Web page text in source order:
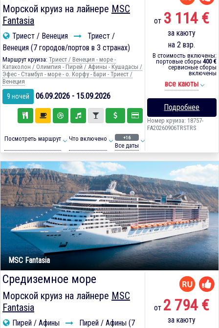
Морской круиз на лайнере MSC
Fantasia
Триест / Венеция
Триест /
Венеция (7 городов/портов в 3 странах)
Маршрут круиза: Триест / Венеция - море -
Катаколон / Олимпия - Пирей / Афины - Кушадасы /
Эфес - Стамбул - море - о. Корфу - Бари - Триест /
Венеция
9 ночей 06.09.2026 - 15.09.2026
Посмотреть маршрут Что включено +16
Все даты
от 3 114 €
за каюту
на 2 взр.
В стоимость включены:
портовые сборы 400 €
сервисные сборы
включены
все каюты
Подробнее
Номер круиза: 18757-
FA20260906TRSTRS
MSC Fantasia
Средиземное море
Морской круиз на лайнере MSC
Fantasia
Пирей / Афины
Пирей / Афины (7
от 2 794 €
за каюту